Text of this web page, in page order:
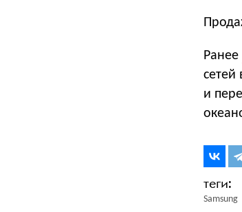
Ранее
сетей
и
Samsung